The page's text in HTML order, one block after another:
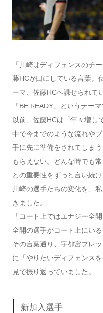
「川崎はディフェンスのチ
藤HCが口にしている言葉。
ーマ、佐藤HCへ課せられて
「BE READY」というテーマ
以前、佐藤HCは「年々増し
中で今までのような流れや
手に先に準備をされてしま
もらえない。どんな時でも
との重要性をずっと言い続
川崎の選手たちの変化を、
きました。
「コート上ではエナジー全
全開の選手がコート上にいる
その言葉通り、宇都宮ブレ
に「やりたいディフェンス
見で振り返っていました。
新加入選手